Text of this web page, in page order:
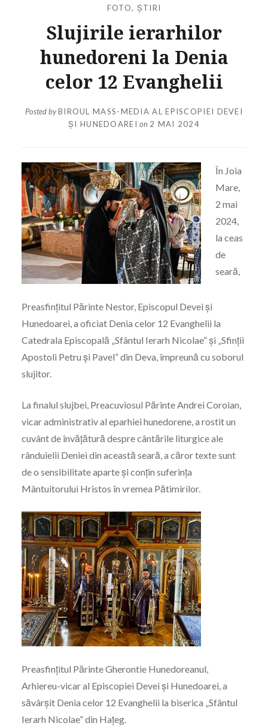
FOTO, ȘTIRI
Slujirile ierarhilor
hunedoreni la Denia
celor 12 Evanghelii
Posted byBIROUL MASS-MEDIA AL EPISCOPIEI DEVEI
ȘI HUNEDOAREI on 2 MAI 2024
În Joia
Mare,
2 mai
2024,
la ceas
de
seară,
Preasfințitul Părinte Nestor, Episcopul Devei și
Hunedoarei, a oficiat Denia celor 12 Evanghelii la
Catedrala Episcopală „Sfântul Ierarh Nicolae” și „Sfinții
Apostoli Petru și Pavel” din Deva, împreună cu soborul
slujitor.
La finalul slujbei, Preacuviosul Părinte Andrei Coroian,
vicar administrativ al eparhiei hunedorene, a rostit un
cuvânt de învățătură despre cântările liturgice ale
rânduielii Deniei din această seară, a căror texte sunt
de o sensibilitate aparte și conțin suferința
Mântuitorului Hristos în vremea Pătimirilor.
Preasfințitul Părinte Gherontie Hunedoreanul,
Arhiereu-vicar al Episcopiei Devei și Hunedoarei, a
săvârșit Denia celor 12 Evanghelii la biserica „Sfântul
Ierarh Nicolae” din Hațeg.